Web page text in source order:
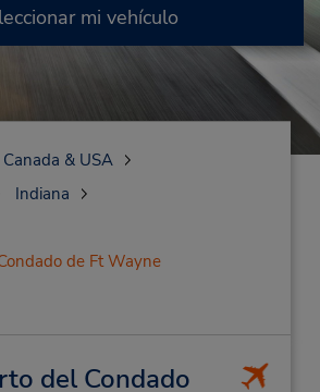
mi vehículo
Canada & USA
Indiana
de Ft Wayne
del Condado